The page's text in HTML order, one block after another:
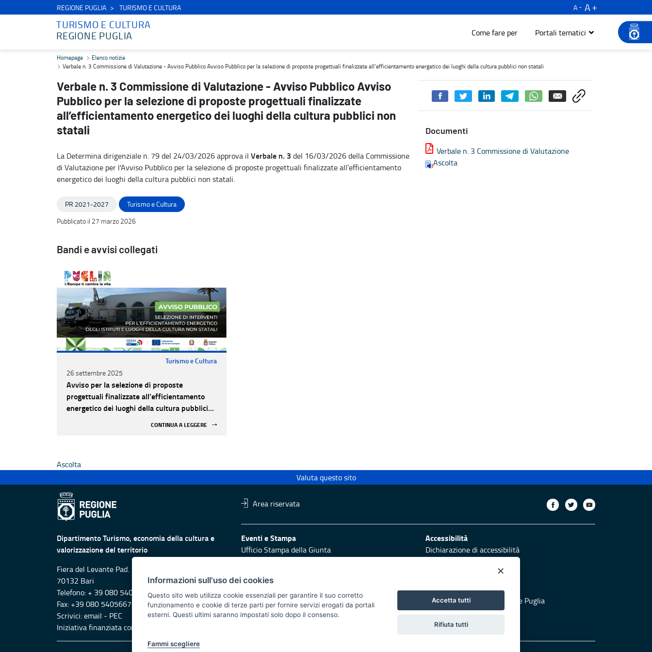
REGIONE PUGLIA TURISMO E CULTURA A
A
TURISMO E CULTURA
REGIONE PUGLIA
Come fare per Portali tematici
Verbale n. 3 Commissione di Valutazione - Avviso Pubblico Avviso Pubblico per la selezione di proposte progettuali finalizzate all’efficientamento energetico dei luoghi della cultura pubblici non
Homepage
Elenco notizie
Verbale n. 3 Commissione di Valutazione - Avviso Pubblico Avviso Pubblico per la selezione di proposte progettuali finalizzate all’efficientamento energetico dei luoghi della cultura pubblici non statali
Verbale n. 3 Commissione di Valutazione - Avviso Pubblico Avviso
Pubblico per la selezione di proposte progettuali finalizzate
all’efficientamento energetico dei luoghi della cultura pubblici non
statali
La Determina dirigenziale n. 79 del 24/03/2026 approva il Verbale n. 3 del 16/03/2026 della Commissione
di Valutazione per l'Avviso Pubblico per la selezione di proposte progettuali finalizzate all’efficientamento
energetico dei luoghi della cultura pubblici non statali.
Documenti
Verbale n. 3 Commissione di Valutazione
Ascolta
PR 2021-2027
Turismo e Cultura
Pubblicato il 27 marzo 2026
Bandi e avvisi collegati
Turismo e Cultura
26 settembre 2025
Avviso per la selezione di proposte
progettuali finalizzate all’efficientamento
energetico dei luoghi della cultura pubblici
CONTINUA A LEGGERE
Ascolta
Valuta questo sito
Area riservata
Dipartimento Turismo, economia della cultura e
valorizzazione del territorio
Fiera del Levante Pad. 107, Lungomare Starita -
70132 Bari
Telefono: + 39 080 5405615
Fax: +39 080 5405667
Scrivici:email - PEC
Eventi e Stampa
Ufficio Stampa della Giunta
Press Regione
Accessibilità
Dichiarazione di accessibilità
Obiettivi di accessibilità
Responsabili di pubblicazione
Protezione civile
Vai al sito di Protezione Civile Puglia
Iniziativa finanziata con risorse del POR Puglia 2014/2020 - Asse XI
×
Informazioni sull'uso dei cookies
Questo sito web utilizza cookie essenziali per garantire il suo corretto
funzionamento e cookie di terze parti per fornire servizi erogati da portali
esterni. Questi ultimi saranno impostati solo dopo il consenso.
Fammi scegliere
Accetta tutti
Rifiuta tutti